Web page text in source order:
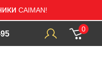
CAIMAN!
0